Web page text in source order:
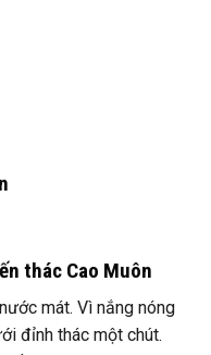
thác Cao Muôn
mát. Vì nắng nóng
đỉnh thác một chút.